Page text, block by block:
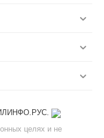
целях и не